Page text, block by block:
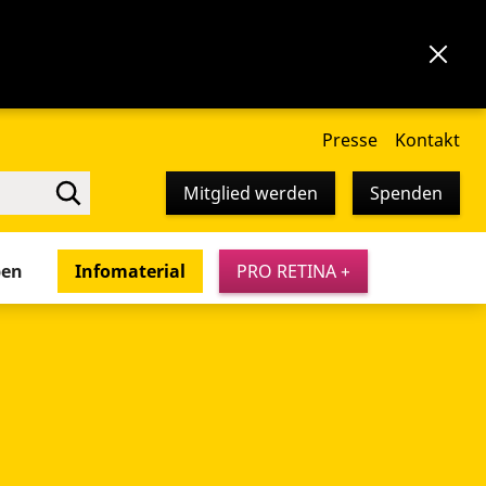
Presse Kontakt
Mitglied werden Spenden
Infomaterial PRO RETINA +